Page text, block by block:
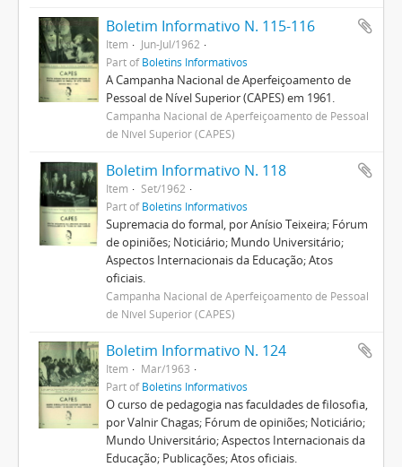
Boletim Informativo N. 115-116
Item
Jun-Jul/1962
Part ofBoletins Informativos
A Campanha Nacional de Aperfeiçoamento de
Pessoal de Nível Superior (CAPES) em 1961.
Campanha Nacional de Aperfeiçoamento de Pessoal
de Nível Superior (CAPES)
Boletim Informativo N. 118
Item
Set/1962
Part ofBoletins Informativos
Supremacia do formal, por Anísio Teixeira; Fórum
de opiniões; Noticiário; Mundo Universitário;
Aspectos Internacionais da Educação; Atos
oficiais.
Campanha Nacional de Aperfeiçoamento de Pessoal
de Nível Superior (CAPES)
Boletim Informativo N. 124
Item
Mar/1963
Part ofBoletins Informativos
O curso de pedagogia nas faculdades de filosofia,
por Valnir Chagas; Fórum de opiniões; Noticiário;
Mundo Universitário; Aspectos Internacionais da
Educação; Publicações; Atos oficiais.